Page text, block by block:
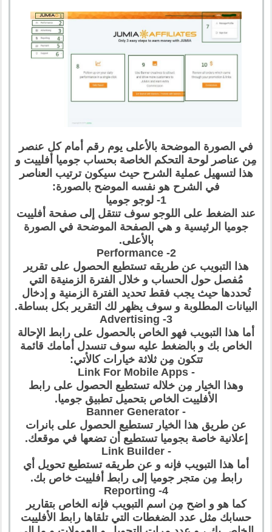
في الصورة الموضحة بالأعلى يوم رقم أمام كل عنصر
مِن عناصر لوحة التحكم الخاصة بحساب جوميا أفلييت و
هذا لتسهيل عملية الشرح حيث سيكون ترتيب العناصر
في الشرح هو نفسه الموضح بالصورة:
1- لوجو جوميا
عند الضغط على اللوجو سوف تنتقل إلى صفحة أفلييت
جوميا الرئيسية و هي الصفحة الموضحة في الصورة
بالأعلى.
2- Performance
هذا التبويب عن طريقه تستطيع الحصول على تقرير
مُفصل حول الحساب و خلال الفترة الزمنيةة التي
تُحددها حيث يجب فقط تحديد الفترة الزمنية و إدخال
البيانات المطلوبة و سوف يظهر لك التقرير بكل بساطة.
3- Advertising
أما هذا التبويب فهو الخاص بالحصول على رابط الإحالة
الخاص بك و بالضغط عليه سوف تنسدل أمامك قائمة
تتكون مِن ثلاثة خيارات كالأتي:
- Link For Mobile Apps
وهذا الخيار مِن خلاله تستطيع الحصول على رابط
الأفلييت الخاص بتحميل تطبيق جوميا.
- Banner Generator
عن طريق هذا الخيار تستطيع الحصول على بانرات
إعلانية خاصة بجوميا تستطيع أن تضعها في موقعك.
- Link Builder
أما هذا التبويب فإنه و عن طريقه تستطيع تحويل أي
رابط مِن متجر جوميا إلى رابط أفلييت خاص بك.
4- Reporting
كما هو و اضح مِن اسم التبويب فإنه الخاص بتقارير
حسابك مثل عدد الضغطات التي تلقاها رابط الأفلييت